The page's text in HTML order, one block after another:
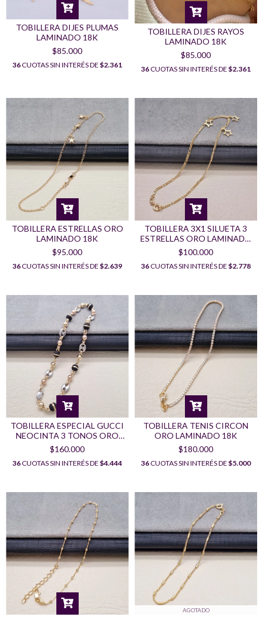
TOBILLERA DIJES PLUMAS
LAMINADO 18K
$85.000
36CUOTAS SIN INTERÉS DE $2.361
TOBILLERA DIJES RAYOS
LAMINADO 18K
$85.000
36CUOTAS SIN INTERÉS DE $2.361
TOBILLERA ESTRELLAS ORO
LAMINADO 18K
$95.000
36CUOTAS SIN INTERÉS DE $2.639
TOBILLERA 3X1 SILUETA 3
ESTRELLAS ORO LAMINADO
18K
$100.000
36CUOTAS SIN INTERÉS DE $2.778
TOBILLERA ESPECIAL GUCCI
NEOCINTA 3 TONOS ORO
LAMINADO 18K
$160.000
36CUOTAS SIN INTERÉS DE $4.444
TOBILLERA TENIS CIRCON
ORO LAMINADO 18K
$180.000
36CUOTAS SIN INTERÉS DE $5.000
AGOTADO